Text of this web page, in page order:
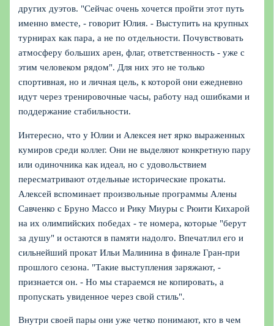
других дуэтов. "Сейчас очень хочется пройти этот путь
именно вместе, - говорит Юлия. - Выступить на крупных
турнирах как пара, а не по отдельности. Почувствовать
атмосферу больших арен, флаг, ответственность - уже с
этим человеком рядом". Для них это не только
спортивная, но и личная цель, к которой они ежедневно
идут через тренировочные часы, работу над ошибками и
поддержание стабильности.
Интересно, что у Юлии и Алексея нет ярко выраженных
кумиров среди коллег. Они не выделяют конкретную пару
или одиночника как идеал, но с удовольствием
пересматривают отдельные исторические прокаты.
Алексей вспоминает произвольные программы Алены
Савченко с Бруно Массо и Рику Миуры с Рюити Кихарой
на их олимпийских победах - те номера, которые "берут
за душу" и остаются в памяти надолго. Впечатлил его и
сильнейший прокат Ильи Малинина в финале Гран-при
прошлого сезона. "Такие выступления заряжают, -
признается он. - Но мы стараемся не копировать, а
пропускать увиденное через свой стиль".
Внутри своей пары они уже четко понимают, кто в чем